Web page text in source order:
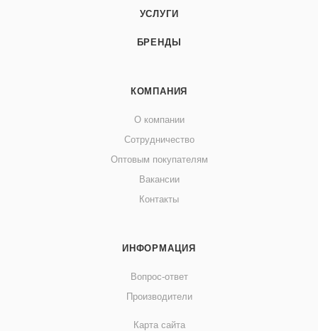
УСЛУГИ
БРЕНДЫ
КОМПАНИЯ
О компании
Сотрудничество
Оптовым покупателям
Вакансии
Контакты
ИНФОРМАЦИЯ
Вопрос-ответ
Производители
Карта сайта